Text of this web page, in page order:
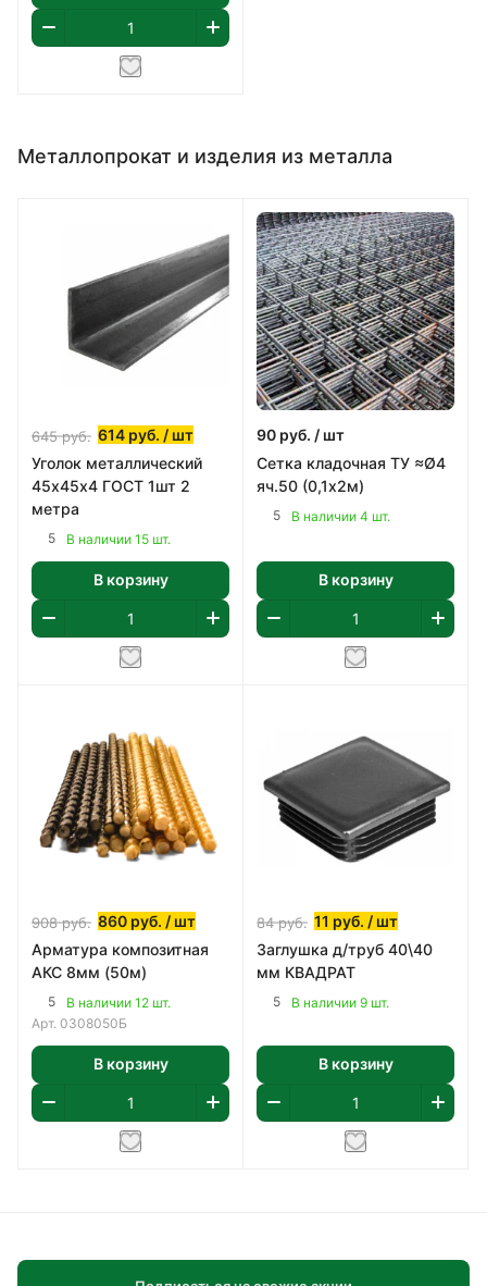
Металлопрокат и изделия из металла
645руб. 614 руб. / шт
Уголок металлический
45х45х4 ГОСТ 1шт 2
метра
5 В наличии 15 шт.
В корзину
90 руб. / шт
Сетка кладочная ТУ ≈Ø4
яч.50 (0,1х2м)
5 В наличии 4 шт.
В корзину
908руб. 860 руб. / шт
Арматура композитная
АКС 8мм (50м)
5
В наличии 12 шт.
Арт. 0308050Б
В корзину
84руб. 11 руб. / шт
Заглушка д/труб 40\40
мм КВАДРАТ
5 В наличии 9 шт.
В корзину